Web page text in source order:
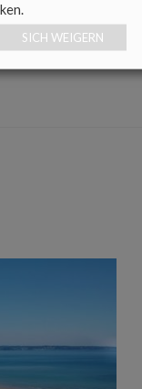
SICH WEIGERN